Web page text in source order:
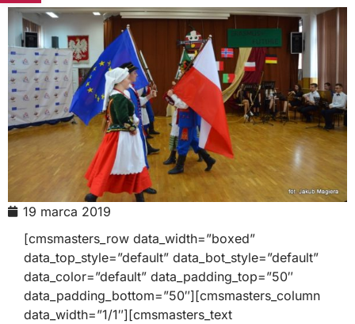
19 marca 2019
[cmsmasters_row data_width=”boxed”
data_top_style=”default” data_bot_style=”default”
data_color=”default” data_padding_top=”50″
data_padding_bottom=”50″][cmsmasters_column
data_width=”1/1″][cmsmasters_text